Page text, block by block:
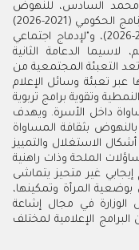
محمد السادس، للنهوض
بحقوق وأوضاع المرأة، وتفعيل مضامين البرنامج الحكومي (2021-2026)
والاستراتيجية الجديدة للوزارة "جسر " (2022-2026)، و"لإدماج اجتماعي
لاسيما الدعامة الثانية
تعد التعبئة المجتمعية من
عبر تعبئة وسائل الإعلام
وتقوية برامج تربوية
داخل الأسرة. ويهدف
بثقافة المساواة
الاستغلال والتمييز
الملحة وذات راهنية
إيجابي غير متحيز يتماشى
المرأة وتمكينها،
الوزارة في مجال إشاعة
الإعلامية لمختلف